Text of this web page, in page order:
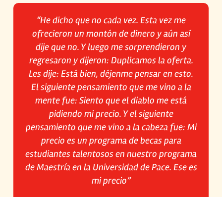
“He dicho que no cada vez. Esta vez me
ofrecieron un montón de dinero y aún así
dije que no. Y luego me sorprendieron y
regresaron y dijeron: Duplicamos la oferta.
Les dije: Está bien, déjenme pensar en esto.
El siguiente pensamiento que me vino a la
mente fue: Siento que el diablo me está
pidiendo mi precio. Y el siguiente
pensamiento que me vino a la cabeza fue: Mi
precio es un programa de becas para
estudiantes talentosos en nuestro programa
de Maestría en la Universidad de Pace. Ese es
mi precio”